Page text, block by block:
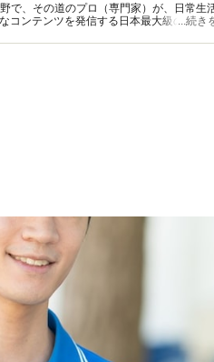
で、その道のプロ（専門家）が、日常生
コンテンツを発信する日本最大級の総合
...続き